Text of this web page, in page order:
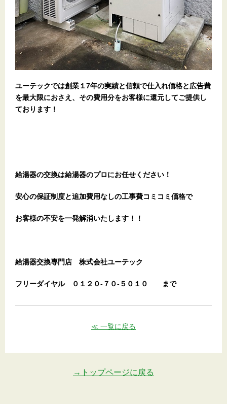
ユーテックでは創業１7年の実績と信頼で仕入れ価格と広告費
を最大限におさえ、その費用分をお客様に還元してご提供し
ております！
給湯器の交換は給湯器のプロにお任せください！
安心の保証制度と追加費用なしの工事費コミコミ価格で
お客様の不安を一発解消いたします ！！
給湯器交換専門店 株式会社ユーテック
フリーダイヤル ０１２０-７０-５０１０ まで
≪ 一覧に戻る
→トップページに戻る